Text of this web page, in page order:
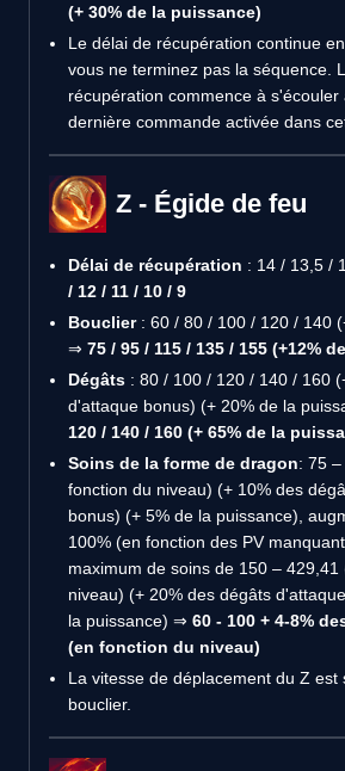
(+ 30% de la puissance)
Le délai de récupération continue
vous ne terminez pas la séquence.
récupération commence à s'écouler
dernière commande activée dans
Z - Égide de feu
Délai de récupération : 14 / 13,5 /
/ 12 / 11 / 10 / 9
Bouclier: 60 / 80 / 100 / 120 / 140
⇒ 75 / 95 / 115 / 135 / 155 (+12%
Dégâts : 80 / 100 / 120 / 140 / 160
d'attaque bonus) (+ 20% de la
120 / 140 / 160 (+ 65% de la
Soins de la forme de dragon: 75
fonction du niveau) (+ 10% des
bonus) (+ 5% de la puissance),
100% (en fonction des PV
maximum de soins de 150 – 429,41
niveau) (+ 20% des dégâts
la puissance) ⇒ 60 - 100 + 4-8%
(en fonction du niveau)
La vitesse de déplacement du Z est
bouclier.